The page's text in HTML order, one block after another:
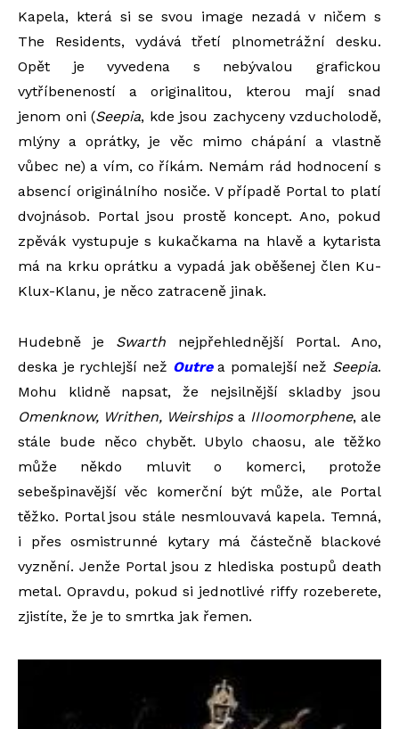
Kapela, která si se svou image nezadá v ničem s
The Residents, vydává třetí plnometrážní desku.
Opět je vyvedena s nebývalou grafickou
vytříbeneností a originalitou, kterou mají snad
jenom oni (Seepia, kde jsou zachyceny vzducholodě,
mlýny a oprátky, je věc mimo chápání a vlastně
vůbec ne) a vím, co říkám. Nemám rád hodnocení s
absencí originálního nosiče. V případě Portal to platí
dvojnásob. Portal jsou prostě koncept. Ano, pokud
zpěvák vystupuje s kukačkama na hlavě a kytarista
má na krku oprátku a vypadá jak oběšenej člen Ku-
Klux-Klanu, je něco zatraceně jinak.
Hudebně je Swarth nejpřehlednější Portal. Ano,
deska je rychlejší než Outrea pomalejší než Seepia.
Mohu klidně napsat, že nejsilnější skladby jsou
Omenknow, Writhen, Weirshipsa IIIoomorphene, ale
stále bude něco chybět. Ubylo chaosu, ale těžko
může někdo mluvit o komerci, protože
sebešpinavější věc komerční být může, ale Portal
těžko. Portal jsou stále nesmlouvavá kapela. Temná,
i přes osmistrunné kytary má částečně blackové
vyznění. Jenže Portal jsou z hlediska postupů death
metal. Opravdu, pokud si jednotlivé riffy rozeberete,
zjistíte, že je to smrtka jak řemen.